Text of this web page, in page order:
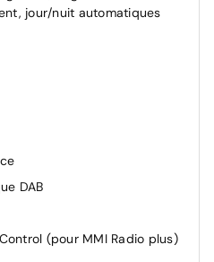
de bas de
- Emblèmes S
en aluminium
2 000
au service de
du réseau de
-50 €
jour/nuit automatiques
Titane
DAB
(pour MMI Radio plus)